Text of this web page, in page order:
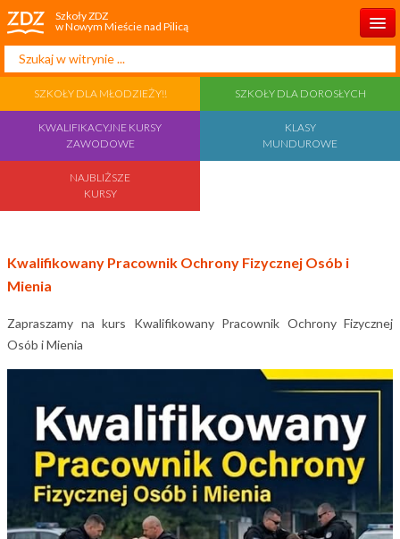
Szkoły ZDZ
w Nowym Mieście nad Pilicą
Start
O Szkole
Dla Rodzica
Rekrutacja
Aktualności
Statut szkoły
Dla ucznia
Program edukacyjny "Twoje dane - Twoja sprawa"
Szukaj...
SZKOŁY DLA MŁODZIEŻY!! SZKOŁY DLA DOROSŁYCH
KWALIFIKACYJNE KURSY
ZAWODOWE
KLASY
MUNDUROWE
NAJBLIŻSZE
KURSY
Kwalifikowany Pracownik Ochrony Fizycznej Osób i
Mienia
Zapraszamy na kurs Kwalifikowany Pracownik Ochrony Fizycznej
Osób i Mienia